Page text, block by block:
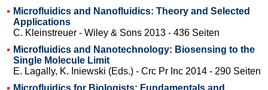
Microfluidics and Nanofluidics: Theory and Selected
Applications
C. Kleinstreuer - Wiley & Sons 2013 - 436 Seiten
Microfluidics and Nanotechnology: Biosensing to the
Single Molecule Limit
E. Lagally, K. Iniewski (Eds.) - Crc Pr Inc 2014 - 290 Seiten
Microfluidics for Biologists: Fundamentals and